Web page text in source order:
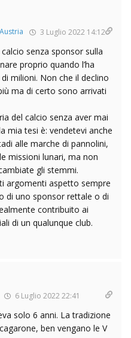
3 Luglio 2022 14:12
senza sponsor sulla
proprio quando l’ha
milioni. Non che il declino
ma di certo sono arrivati
del calcio senza aver mai
mia tesi è: vendetevi anche
alle marche di pannolini,
missioni lunari, ma non
gli stemmi.
argomenti aspetto sempre
di uno sponsor rettale o di
contribuito ai
di un qualunque club.
6 Luglio 2022 22:41
solo 6 anni. La tradizione
ben vengano le V